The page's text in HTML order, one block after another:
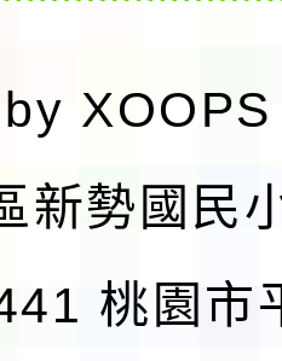
XOOPS
新勢國民
桃園市